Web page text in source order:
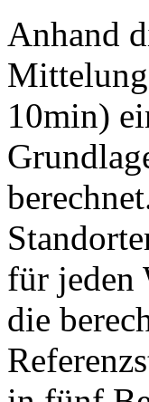
Anhand
10min)
für jeden
die